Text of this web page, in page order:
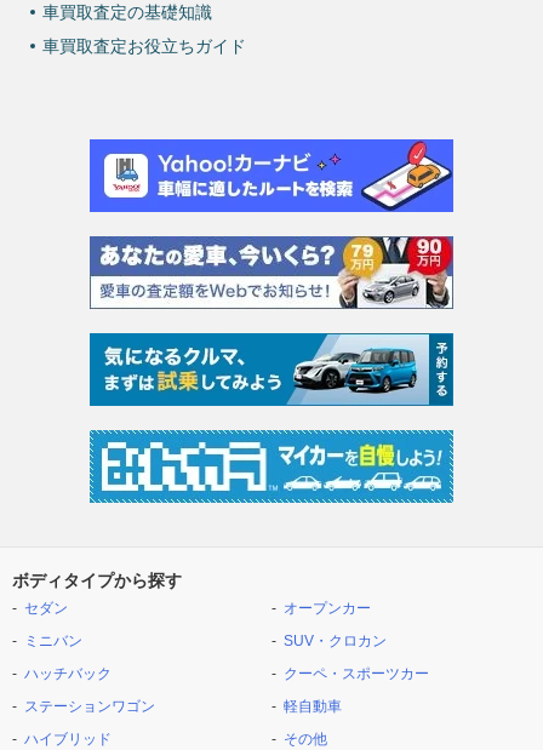
車買取査定の基礎知識
車買取査定お役立ちガイド
ボディタイプから探す
セダン
ミニバン
ハッチバック
ステーションワゴン
ハイブリッド
オープンカー
SUV・クロカン
クーペ・スポーツカー
軽自動車
その他